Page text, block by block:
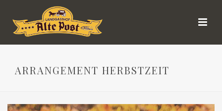
ARRANGEMENT HERBSTZEIT